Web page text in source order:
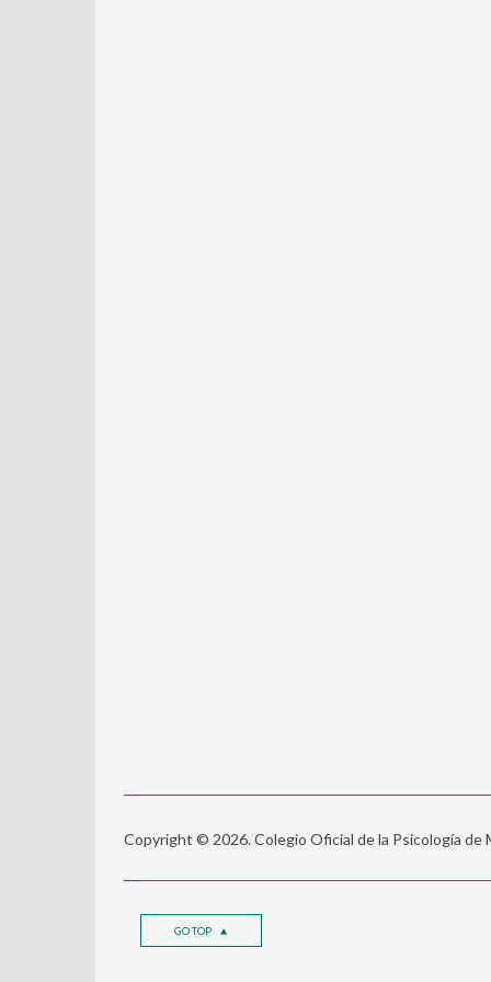
Copyright © 2026. Colegio Oficial de la Psicología de
GO TOP